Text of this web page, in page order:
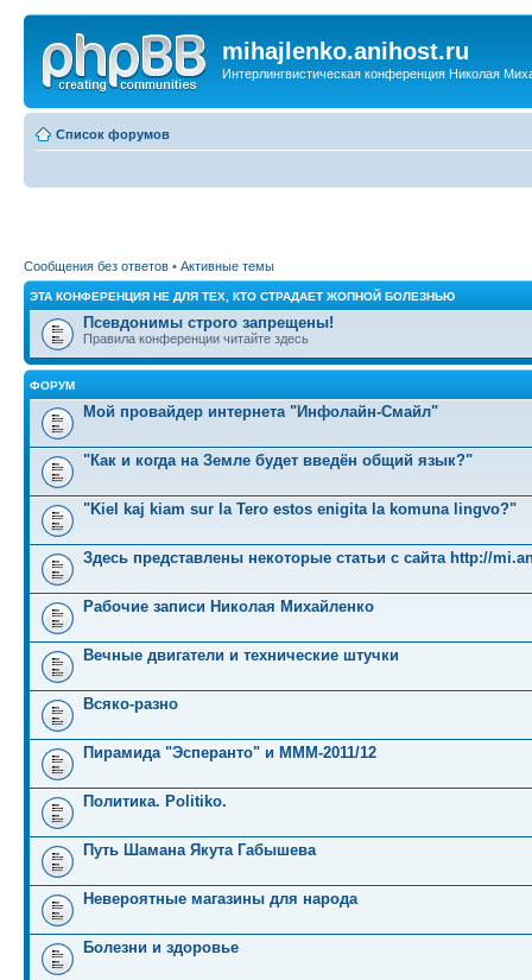
mihajlenko.anihost.ru
Интерлингвистическая конференция Николая
Список форумов
Сообщения без ответов • Активные темы
ЭТА КОНФЕРЕНЦИЯ НЕ ДЛЯ ТЕХ, КТО СТРАДАЕТ ЖОПНОЙ БОЛЕЗНЬЮ
Псевдонимы строго запрещены!
Правила конференции читайте здесь
ФОРУМ
Мой провайдер интернета "Инфолайн-Смайл"
"Как и когда на Земле будет введён общий язык?"
"Kiel kaj kiam sur la Tero estos enigita la komuna lingvo?"
Здесь представлены некоторые статьи с сайта http://
Рабочие записи Николая Михайленко
Вечные двигатели и технические штучки
Всяко-разно
Пирамида "Эсперанто" и MMM-2011/12
Политика. Politiko.
Путь Шамана Якута Габышева
Невероятные магазины для народа
Болезни и здоровье